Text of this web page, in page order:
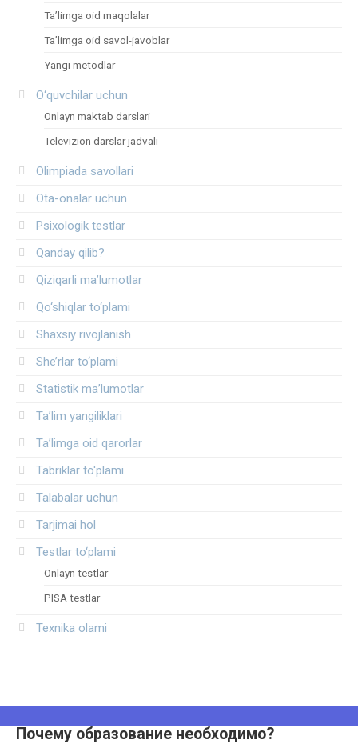
Ta’limga oid maqolalar
Ta’limga oid savol-javoblar
Yangi metodlar
O‘quvchilar uchun
Onlayn maktab darslari
Televizion darslar jadvali
Olimpiada savollari
Ota-onalar uchun
Psixologik testlar
Qanday qilib?
Qiziqarli ma’lumotlar
Qo‘shiqlar to‘plami
Shaxsiy rivojlanish
She’rlar to‘plami
Statistik ma’lumotlar
Ta’lim yangiliklari
Ta’limga oid qarorlar
Tabriklar to'plami
Talabalar uchun
Tarjimai hol
Testlar to‘plami
Onlayn testlar
PISA testlar
Texnika olami
Почему образование необходимо?